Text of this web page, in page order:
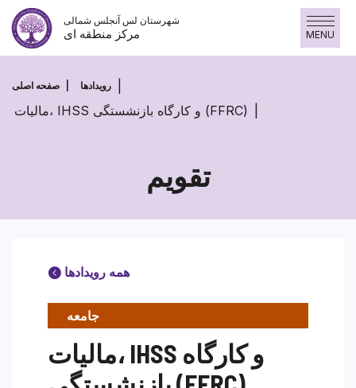
Skip
to
content
شهرستان لس آنجلس شمالی
مرکز منطقه ای MENU
صفحه اصلی رویدادها
مالیات، IHSS و کارگاه بازنشستگی (FFRC)
تقویم
همه رویدادها
جامعه
مالیات، IHSS و کارگاه